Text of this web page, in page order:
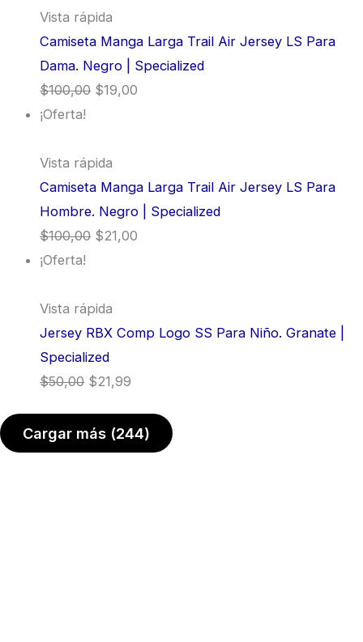
Vista rápida
Camiseta Manga Larga Trail Air Jersey LS Para
Dama. Negro | Specialized
$100,00 $19,00
¡Oferta!
Vista rápida
Camiseta Manga Larga Trail Air Jersey LS Para
Hombre. Negro | Specialized
$100,00 $21,00
¡Oferta!
Vista rápida
Jersey RBX Comp Logo SS Para Niño. Granate |
Specialized
$50,00 $21,99
Cargar más (244)